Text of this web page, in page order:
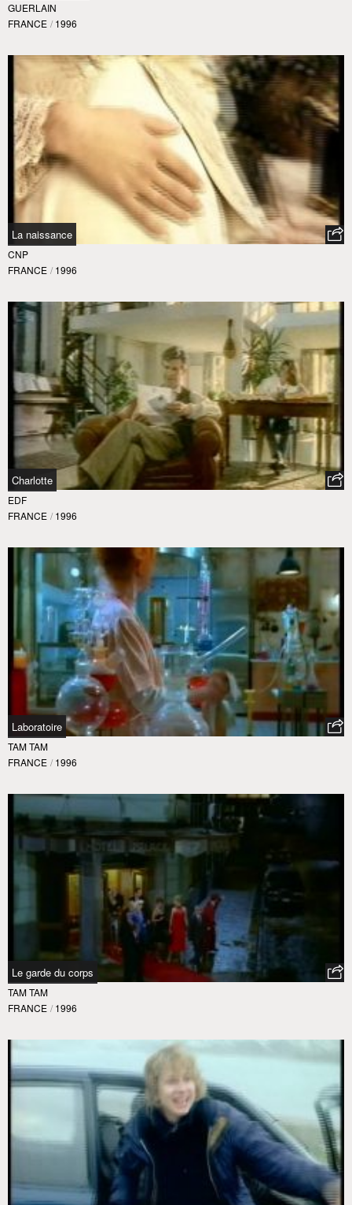
GUERLAIN
FRANCE / 1996
La naissance
CNP
FRANCE / 1996
Charlotte
EDF
FRANCE / 1996
Laboratoire
TAM TAM
FRANCE / 1996
Le garde du corps
TAM TAM
FRANCE / 1996